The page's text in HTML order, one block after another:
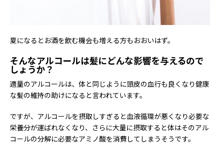
夏になるとお酒を飲む機会も増える方もおおいはず。
そんなアルコールは髪にどんな影響を与えるので
しょうか？
適量のアルコールは、体と同じように頭皮の血行も良くなり健康
な髪の維持の助けになると言われています。
ですが、アルコールを摂取しすぎると血液循環が悪くなり必要な
栄養分が運ばれなくなり、さらに大量に摂取すると体はそのアル
コールの分解に必要なアミノ酸を消費してしまうそうです。